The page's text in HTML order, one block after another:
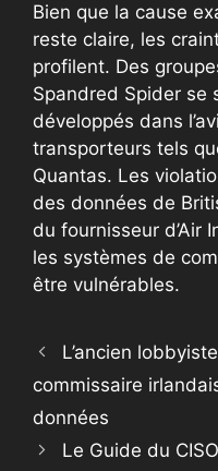
Bien que la cause
reste claire, les
profilent. Des
Spandred Spider se
développés dans
transporteurs tels
Quantas. Les
des données de
du fournisseur d’Air
les systèmes de
être vulnérables.
L’ancien
commissaire
données
Le Guide du